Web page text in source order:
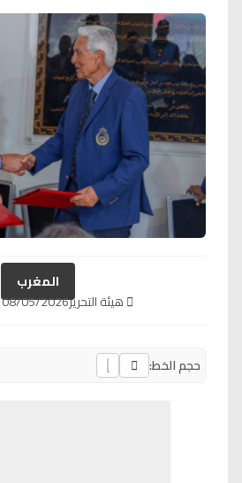
المغرب
هيئة التحرير08/05/2026 - 23h28
حجم الخط: